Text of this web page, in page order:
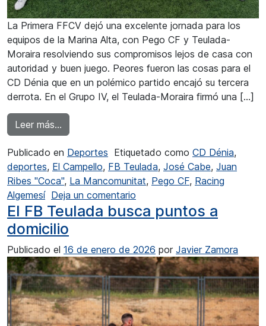
La Primera FFCV dejó una excelente jornada para los
equipos de la Marina Alta, con Pego CF y Teulada-
Moraira resolviendo sus compromisos lejos de casa con
autoridad y buen juego. Peores fueron las cosas para el
CD Dénia que en un polémico partido encajó su tercera
derrota. En el Grupo IV, el Teulada-Moraira firmó una […]
Leer más…
Publicado en Deportes Etiquetado como CD Dénia,
deportes, El Campello, FB Teulada, José Cabe, Juan
Ribes "Coca", La Mancomunitat, Pego CF, Racing
Algemesí Deja un comentario
El FB Teulada busca puntos a
domicilio
Publicado el 16 de enero de 2026 por Javier Zamora